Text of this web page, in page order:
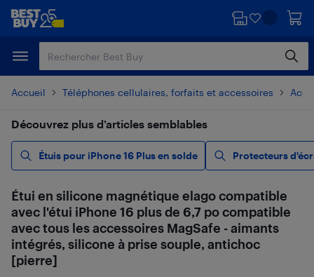
Passer
principal
Passer
Accueil Téléphones cellulaires, forfaits et accessoires
Découvrez plus d’articles semblables
Étuis pour iPhone 16 Plus en solde Protecteurs
Étui en silicone magnétique elago compatible
avec l'étui iPhone 16 plus de 6,7 po compatible
avec tous les accessoires MagSafe - aimants
intégrés, silicone à prise souple, antichoc
[pierre]